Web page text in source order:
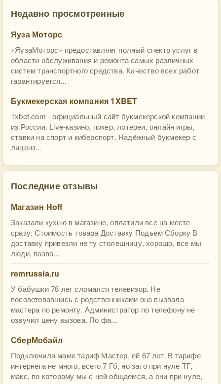
Недавно просмотренные
Яуза Моторс
«ЯузаМоторс» предоставляет полный спектр услуг в
области обслуживания и ремонта самых различных
систем транспортного средства. Качество всех работ
гарантируется...
Букмекерская компания 1XBET
1xbet.com - официальный сайт букмекерской компании
из России. Live-казино, покер, лотереи, онлайн игры,
ставки на спорт и киберспорт. Надёжный букмекер с
лиценз...
Последние отзывы
Магазин Hoff
Заказали кухню в магазине, оплатили все на месте
сразу: Стоимость товара Доставку Подъем Сборку В
доставку привезли не ту столешницу, хорошо, все мы
люди, позво...
remrussia.ru
У бабушки 78 лет сломался телевизор. Не
посоветовавшись с родственниками она вызвала
мастера по ремонту. Администратор по телефону не
озвучил цену вызова. По фа...
СберМобайл
Подключила маме тариф Мастер, ей 67 лет. В тарифе
интернета не много, всего 7 Гб, но зато при нуле ТГ,
макс, по которому мы с ней общаемся, а они при нуле,